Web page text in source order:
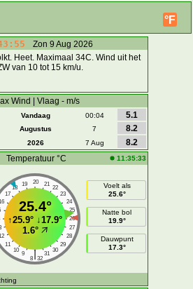
°F
Zon 9 Aug 2026
Heet. Maximaal 34C. Wind uit het
van 10 tot 15 km/u.
Wind | Vlaag - m/s
Vandaag 00:04
5.1
Augustus 7
8.2
2026 7 Aug
8.2
Temperatuur °C
11:35:33
20
19 21
18
22
17
23
24
25
26
27
28
11
29
10
30
9 31
|
8 32
25.4°
↑25.9° ↓17.9°
1.6°
Voelt als
25.6°
Natte bol
19.9°
Dauwpunt
17.3°